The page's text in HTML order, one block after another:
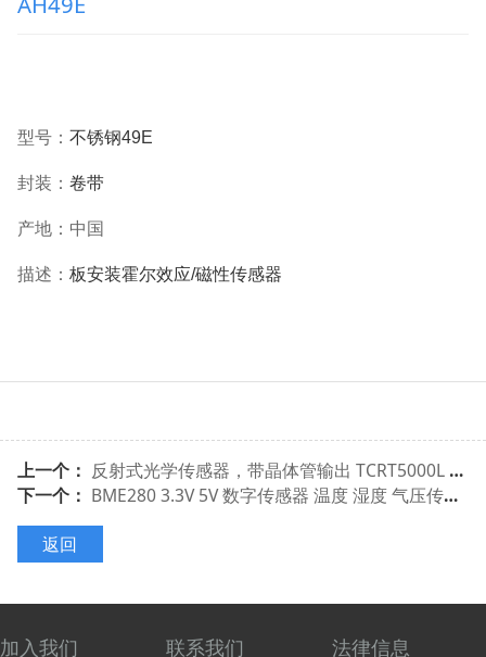
型号： 不锈钢49E
封装： 卷带
产地： 中国
描述： 板安装霍尔效应/磁性传感器
上一个： 反射式光学传感器，带晶体管输出 TCRT5000L TCRT5000
下一个： BME280 3.3V 5V 数字传感器 温度 湿度 气压传感器模块 I2C SPI 1.8-5V
返回
加入我们 联系我们 法律信息